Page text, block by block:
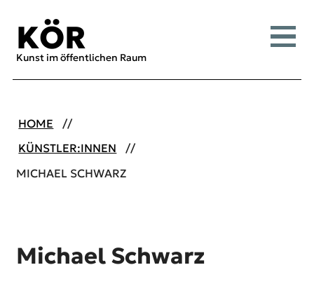
KÖR
Kunst im öffentlichen Raum
Menü
HOME
KÜNSTLER:INNEN
MICHAEL SCHWARZ
Michael Schwarz